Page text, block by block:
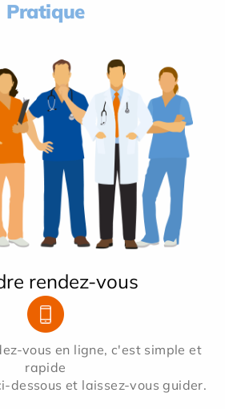
Pratique
rendez-vous
vous en ligne, c'est simple et
rapide
dessous et laissez-vous guider.